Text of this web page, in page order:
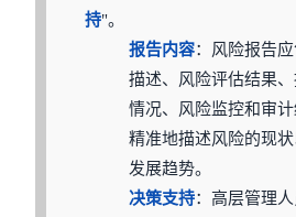
持"。
报告内容：风险报告
描述、风险评估结果
情况、风险监控和审
精准地描述风险的现
发展趋势。
决策支持：高层管理